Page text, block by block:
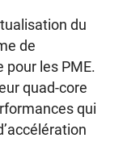
du
de
les PME.
quad-core
qui